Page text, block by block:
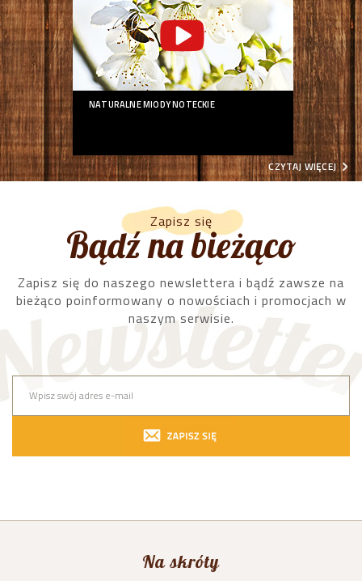
NATURALNE MIODY NOTECKIE
CZYTAJ WIĘCEJ
Zapisz się
Bądź na bieżąco
Zapisz się do naszego newslettera i bądź zawsze na
bieżąco poinformowany o nowościach i promocjach w
naszym serwisie.
Na skróty